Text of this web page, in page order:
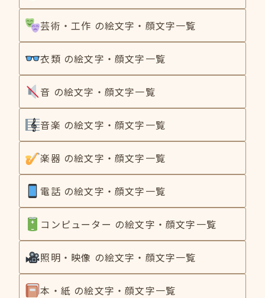
芸術・工作 の絵文字・顔文字一覧
衣類 の絵文字・顔文字一覧
音 の絵文字・顔文字一覧
音楽 の絵文字・顔文字一覧
楽器 の絵文字・顔文字一覧
電話 の絵文字・顔文字一覧
コンピューター の絵文字・顔文字一覧
照明・映像 の絵文字・顔文字一覧
本・紙 の絵文字・顔文字一覧